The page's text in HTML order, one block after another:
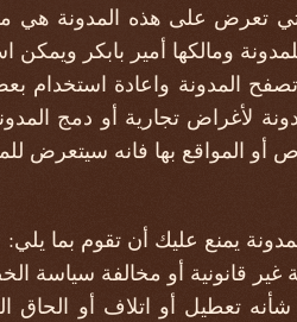
التي تعرض على هذه المدونة
ومالكها أمير بابكر ويمكن
تصفح المدونة واعادة
لأغراض تجارية أو دمج
المواقع بها فانه سيتعرض
يمنع عليك أن تقوم بما يلي:
غير قانونية أو مخالفة سياسة
تعطيل أو اتلاف أو الحاق